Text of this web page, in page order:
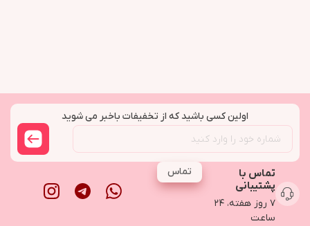
اولین کسی باشید که از تخفیفات باخبر می شوید
تماس با
پشتیبانی
۷ روز هفته، ۲۴
ساعت
تماس